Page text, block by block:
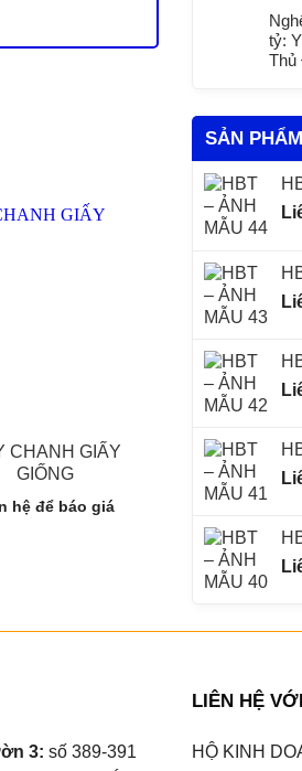
tỷ:
Thủ
SẢN
CHANH GIẤY
GIỐNG
hệ để báo giá
CÂY
3: số 389-391
LIÊN HỆ
HỘ KINH